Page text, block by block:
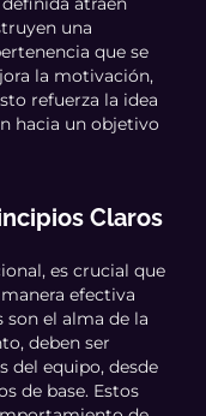
una
que se
la motivación,
refuerza la idea
hacia un objetivo
Claros
es crucial que
efectiva
son el alma de la
deben ser
del equipo, desde
de base. Estos